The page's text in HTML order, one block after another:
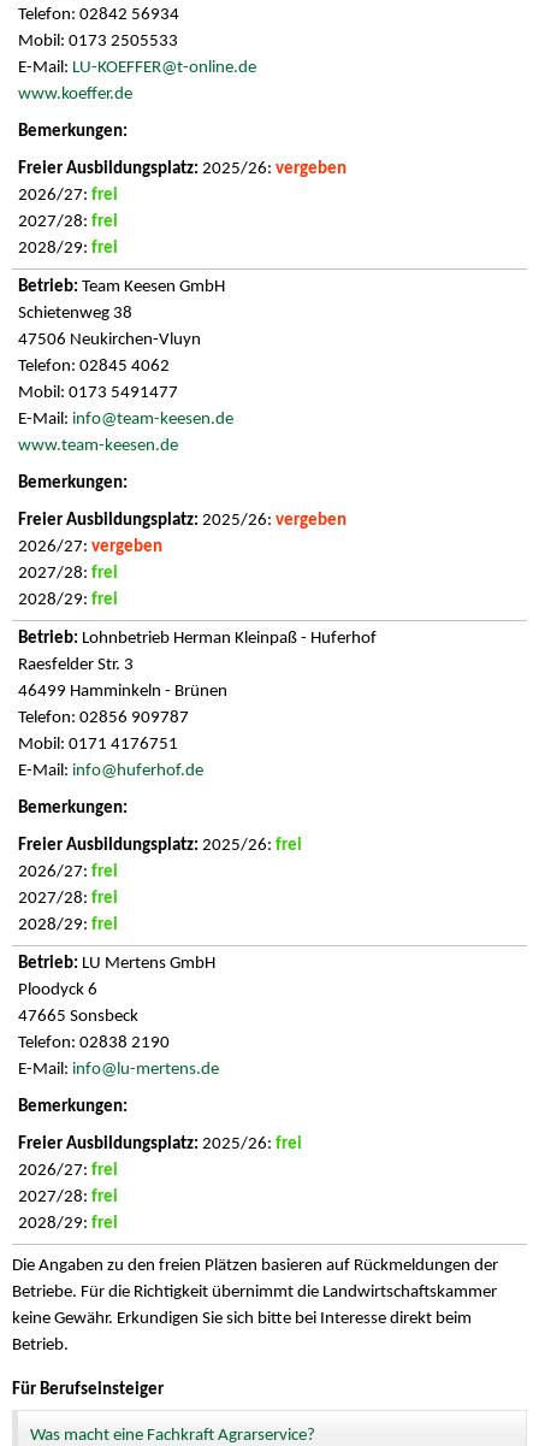
Telefon: 02842 56934
Mobil: 0173 2505533
E-Mail: LU-KOEFFER@t-online.de
www.koeffer.de
2025/26: vergeben
2026/27: frei
2027/28: frei
2028/29: frei
Team Keesen GmbH
Schietenweg 38
47506 Neukirchen-Vluyn
Telefon: 02845 4062
Mobil: 0173 5491477
E-Mail: info@team-keesen.de
www.team-keesen.de
2025/26: vergeben
2026/27: vergeben
2027/28: frei
2028/29: frei
Lohnbetrieb Herman Kleinpaß - Huferhof
Raesfelder Str. 3
46499 Hamminkeln - Brünen
Telefon: 02856 909787
Mobil: 0171 4176751
E-Mail: info@huferhof.de
2025/26: frei
2026/27: frei
2027/28: frei
2028/29: frei
LU Mertens GmbH
Ploodyck 6
47665 Sonsbeck
Telefon: 02838 2190
E-Mail: info@lu-mertens.de
2025/26: frei
2026/27: frei
2027/28: frei
2028/29: frei
Die Angaben zu den freien Plätzen basieren auf Rückmeldungen der
Betriebe. Für die Richtigkeit übernimmt die Landwirtschaftskammer
keine Gewähr. Erkundigen Sie sich bitte bei Interesse direkt beim
Betrieb.
Für Berufseinsteiger
Was macht eine Fachkraft Agrarservice?